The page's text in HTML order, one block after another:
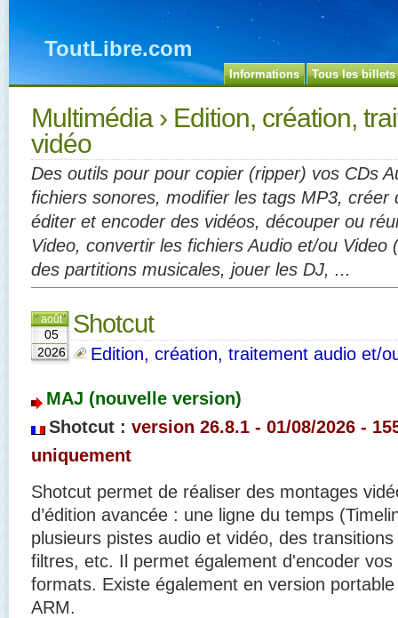
ToutLibre.com
Informations Tous les billets
Multimédia› Edition, création,
vidéo
Des outils pour pour copier (ripper) vos CDs
fichiers sonores, modifier les tags MP3, créer
éditer et encoder des vidéos, découper ou
Video, convertir les fichiers Audio et/ou
des partitions musicales, jouer les DJ, ...
août
05
2026
Shotcut
Edition, création, traitement audio et/
MAJ (nouvelle version)
Shotcut : version 26.8.1 - 01/08/2026 -
uniquement
Shotcut permet de réaliser des montages
d’édition avancée : une ligne du temps
plusieurs pistes audio et vidéo, des
filtres, etc. Il permet également d'encoder
formats. Existe également en version
ARM.